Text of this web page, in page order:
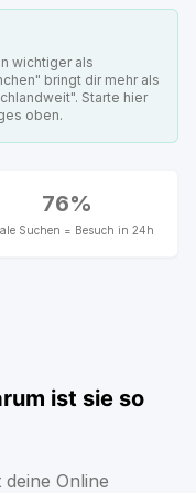
wichtiger als
bringt dir mehr als
Starte hier
oben.
76%
Suchen = Besuch in 24h
ist sie so
Online